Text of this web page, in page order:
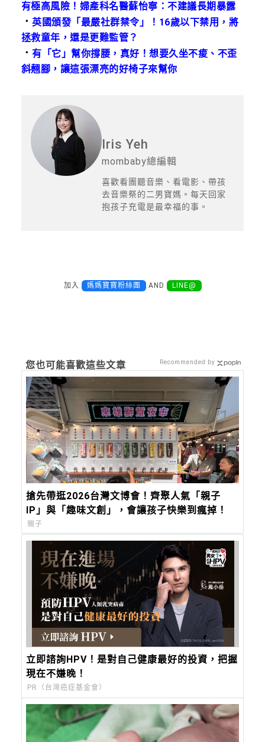
有極高風險！婦產科名醫蘇怡寧：不建議長期暴露
．英國頒發「最嚴社群禁令」！16歲以下禁用，將
拯救童年，還是更難監管？
．有「它」幫你撐腰，真好！想要久坐不痠、不歪
斜翹腳，讓這張漂亮的好椅子來幫你
Iris Yeh
mombaby總編輯
喜歡看團聽音樂、看電影、帶孩
去音樂祭的二男寶媽。每天回家
抱孩子充電是最幸福的事。
加入 媽媽寶寶粉絲團 AND LINE@
您也可能喜歡這些文章
搶先帶逛2026台灣文博會！齊聚人氣「親子
IP」與「趣味文創」，會讓孩子快樂到瘋掉！
親子
立即諮詢HPV！是對自己健康最好的投資，把握
現在不嫌晚！
PR（台灣癌症基金會）
Recommended by